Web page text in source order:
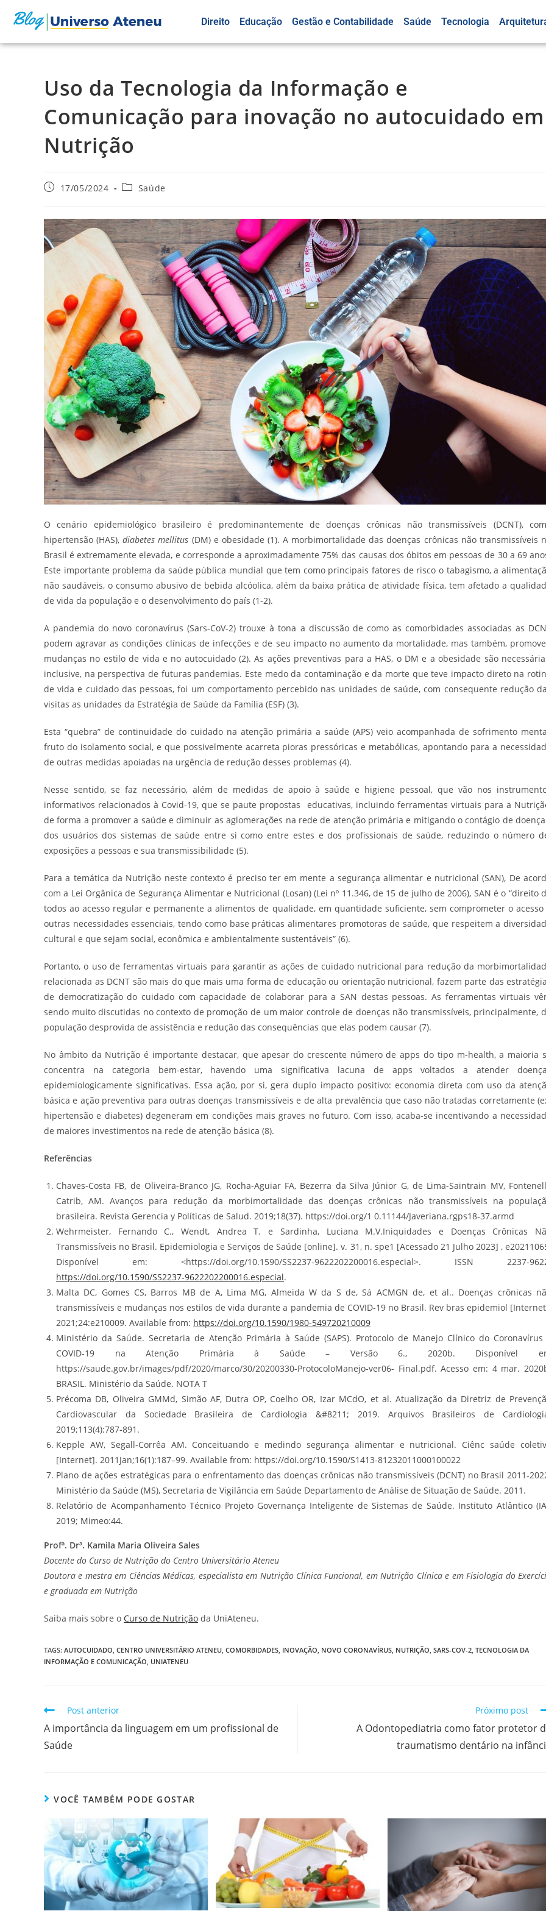
Direito Educação Gestão e Contabilidade Saúde Tecnologia
Uso da Tecnologia da Informação e
Comunicação para inovação no autocuidado em
Nutrição
17/05/2024 Saúde
O cenário epidemiológico brasileiro é predominantemente de doenças crônicas não transmissíveis (DCNT),
hipertensão (HAS),diabetes mellitus (DM) e obesidade (1). A morbimortalidade das doenças crônicas não transmissíveis
Brasil é extremamente elevada, e corresponde a aproximadamente 75% das causas dos óbitos em pessoas de 30 a 69
Este importante problema da saúde pública mundial que tem como principais fatores de risco o tabagismo, a
não saudáveis, o consumo abusivo de bebida alcóolica, além da baixa prática de atividade física, tem afetado a
de vida da população e o desenvolvimento do país (1-2).
A pandemia do novo coronavírus (Sars-CoV-2) trouxe à tona a discussão de como as comorbidades associadas as
podem agravar as condições clínicas de infecções e de seu impacto no aumento da mortalidade, mas também,
mudanças no estilo de vida e no autocuidado (2). As ações preventivas para a HAS, o DM e a obesidade são
inclusive, na perspectiva de futuras pandemias. Este medo da contaminação e da morte que teve impacto direto na
de vida e cuidado das pessoas, foi um comportamento percebido nas unidades de saúde, com consequente redução
visitas as unidades da Estratégia de Saúde da Família (ESF) (3).
Esta “quebra” de continuidade do cuidado na atenção primária a saúde (APS) veio acompanhada de sofrimento
fruto do isolamento social, e que possivelmente acarreta pioras pressóricas e metabólicas, apontando para a
de outras medidas apoiadas na urgência de redução desses problemas (4).
Nesse sentido, se faz necessário, além de medidas de apoio à saúde e higiene pessoal, que vão nos
informativos relacionados à Covid-19, que se paute propostas educativas, incluindo ferramentas virtuais para a
de forma a promover a saúde e diminuir as aglomerações na rede de atenção primária e mitigando o contágio de
dos usuários dos sistemas de saúde entre si como entre estes e dos profissionais de saúde, reduzindo o número
exposições a pessoas e sua transmissibilidade (5).
Para a temática da Nutrição neste contexto é preciso ter em mente a segurança alimentar e nutricional (SAN), De
com a Lei Orgânica de Segurança Alimentar e Nutricional (Losan) (Lei nº 11.346, de 15 de julho de 2006), SAN é o “direito
todos ao acesso regular e permanente a alimentos de qualidade, em quantidade suficiente, sem comprometer o acesso
outras necessidades essenciais, tendo como base práticas alimentares promotoras de saúde, que respeitem a
cultural e que sejam social, econômica e ambientalmente sustentáveis” (6).
Portanto, o uso de ferramentas virtuais para garantir as ações de cuidado nutricional para redução da
relacionada as DCNT são mais do que mais uma forma de educação ou orientação nutricional, fazem parte das
de democratização do cuidado com capacidade de colaborar para a SAN destas pessoas. As ferramentas virtuais
sendo muito discutidas no contexto de promoção de um maior controle de doenças não transmissíveis, principalmente,
população desprovida de assistência e redução das consequências que elas podem causar (7).
No âmbito da Nutrição é importante destacar, que apesar do crescente número de apps do tipo m-health, a maioria
concentra na categoria bem-estar, havendo uma significativa lacuna de apps voltados a atender
epidemiologicamente significativas. Essa ação, por si, gera duplo impacto positivo: economia direta com uso da
básica e ação preventiva para outras doenças transmissíveis e de alta prevalência que caso não tratadas corretamente
hipertensão e diabetes) degeneram em condições mais graves no futuro. Com isso, acaba-se incentivando a
de maiores investimentos na rede de atenção básica (8).
Referências
Chaves-Costa FB, de Oliveira-Branco JG, Rocha-Aguiar FA, Bezerra da Silva Júnior G, de Lima-Saintrain MV,
Catrib, AM. Avanços para redução da morbimortalidade das doenças crônicas não transmissíveis na
brasileira. Revista Gerencia y Políticas de Salud. 2019;18(37). https://doi.org/1 0.11144/Javeriana.rgps18-37.armd
Wehrmeister, Fernando C., Wendt, Andrea T. e Sardinha, Luciana M.V.Iniquidades e Doenças Crônicas
Transmissíveis no Brasil. Epidemiologia e Serviços de Saúde [online]. v. 31, n. spe1 [Acessado 21 Julho 2023] ,
Disponível em: <https://doi.org/10.1590/SS2237-9622202200016.especial>. ISSN 2237-
https://doi.org/10.1590/SS2237-9622202200016.especial.
Malta DC, Gomes CS, Barros MB de A, Lima MG, Almeida W da S de, Sá ACMGN de, et al.. Doenças crônicas
transmissíveis e mudanças nos estilos de vida durante a pandemia de COVID-19 no Brasil. Rev bras epidemiol
2021;24:e210009. Available from: https://doi.org/10.1590/1980-549720210009
Ministério da Saúde. Secretaria de Atenção Primária à Saúde (SAPS). Protocolo de Manejo Clínico do Coronavírus
COVID-19 na Atenção Primária à Saúde – Versão 6., 2020b. Disponível
https://saude.gov.br/images/pdf/2020/marco/30/20200330-ProtocoloManejo-ver06- Final.pdf. Acesso em: 4 mar.
BRASIL. Ministério da Saúde. NOTA T
Précoma DB, Oliveira GMMd, Simão AF, Dutra OP, Coelho OR, Izar MCdO, et al. Atualização da Diretriz de
Cardiovascular da Sociedade Brasileira de Cardiologia &#8211; 2019. Arquivos Brasileiros de
2019;113(4):787-891.
Kepple AW, Segall-Corrêa AM. Conceituando e medindo segurança alimentar e nutricional. Ciênc saúde
[Internet]. 2011Jan;16(1):187–99. Available from: https://doi.org/10.1590/S1413-81232011000100022
Plano de ações estratégicas para o enfrentamento das doenças crônicas não transmissíveis (DCNT) no Brasil 2011-
Ministério da Saúde (MS), Secretaria de Vigilância em Saúde Departamento de Análise de Situação de Saúde. 2011.
Relatório de Acompanhamento Técnico Projeto Governança Inteligente de Sistemas de Saúde. Instituto Atlântico
2019; Mimeo:44.
Profª. Drª. Kamila Maria Oliveira Sales
Docente do Curso de Nutrição do Centro Universitário Ateneu
Doutora e mestra em Ciências Médicas, especialista em Nutrição Clínica Funcional, em Nutrição Clínica e em Fisiologia do
e graduada em Nutrição
Saiba mais sobre o Curso de Nutrição da UniAteneu.
TAGS: AUTOCUIDADO CENTRO UNIVERSITÁRIO ATENEU COMORBIDADES INOVAÇÃO NOVO CORONAVÍRUS NUTRIÇÃO SARS-COV-2 TECNOLOGIA DA
INFORMAÇÃO E COMUNICAÇÃO UNIATENEU
Post anterior
A importância da linguagem em um profissional de
Saúde
Próximo post
A Odontopediatria como fator protetor
traumatismo dentário na
VOCÊ TAMBÉM PODE GOSTAR